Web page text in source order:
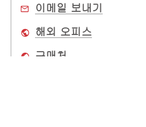
이메일 보내기
해외 오피스
구매처